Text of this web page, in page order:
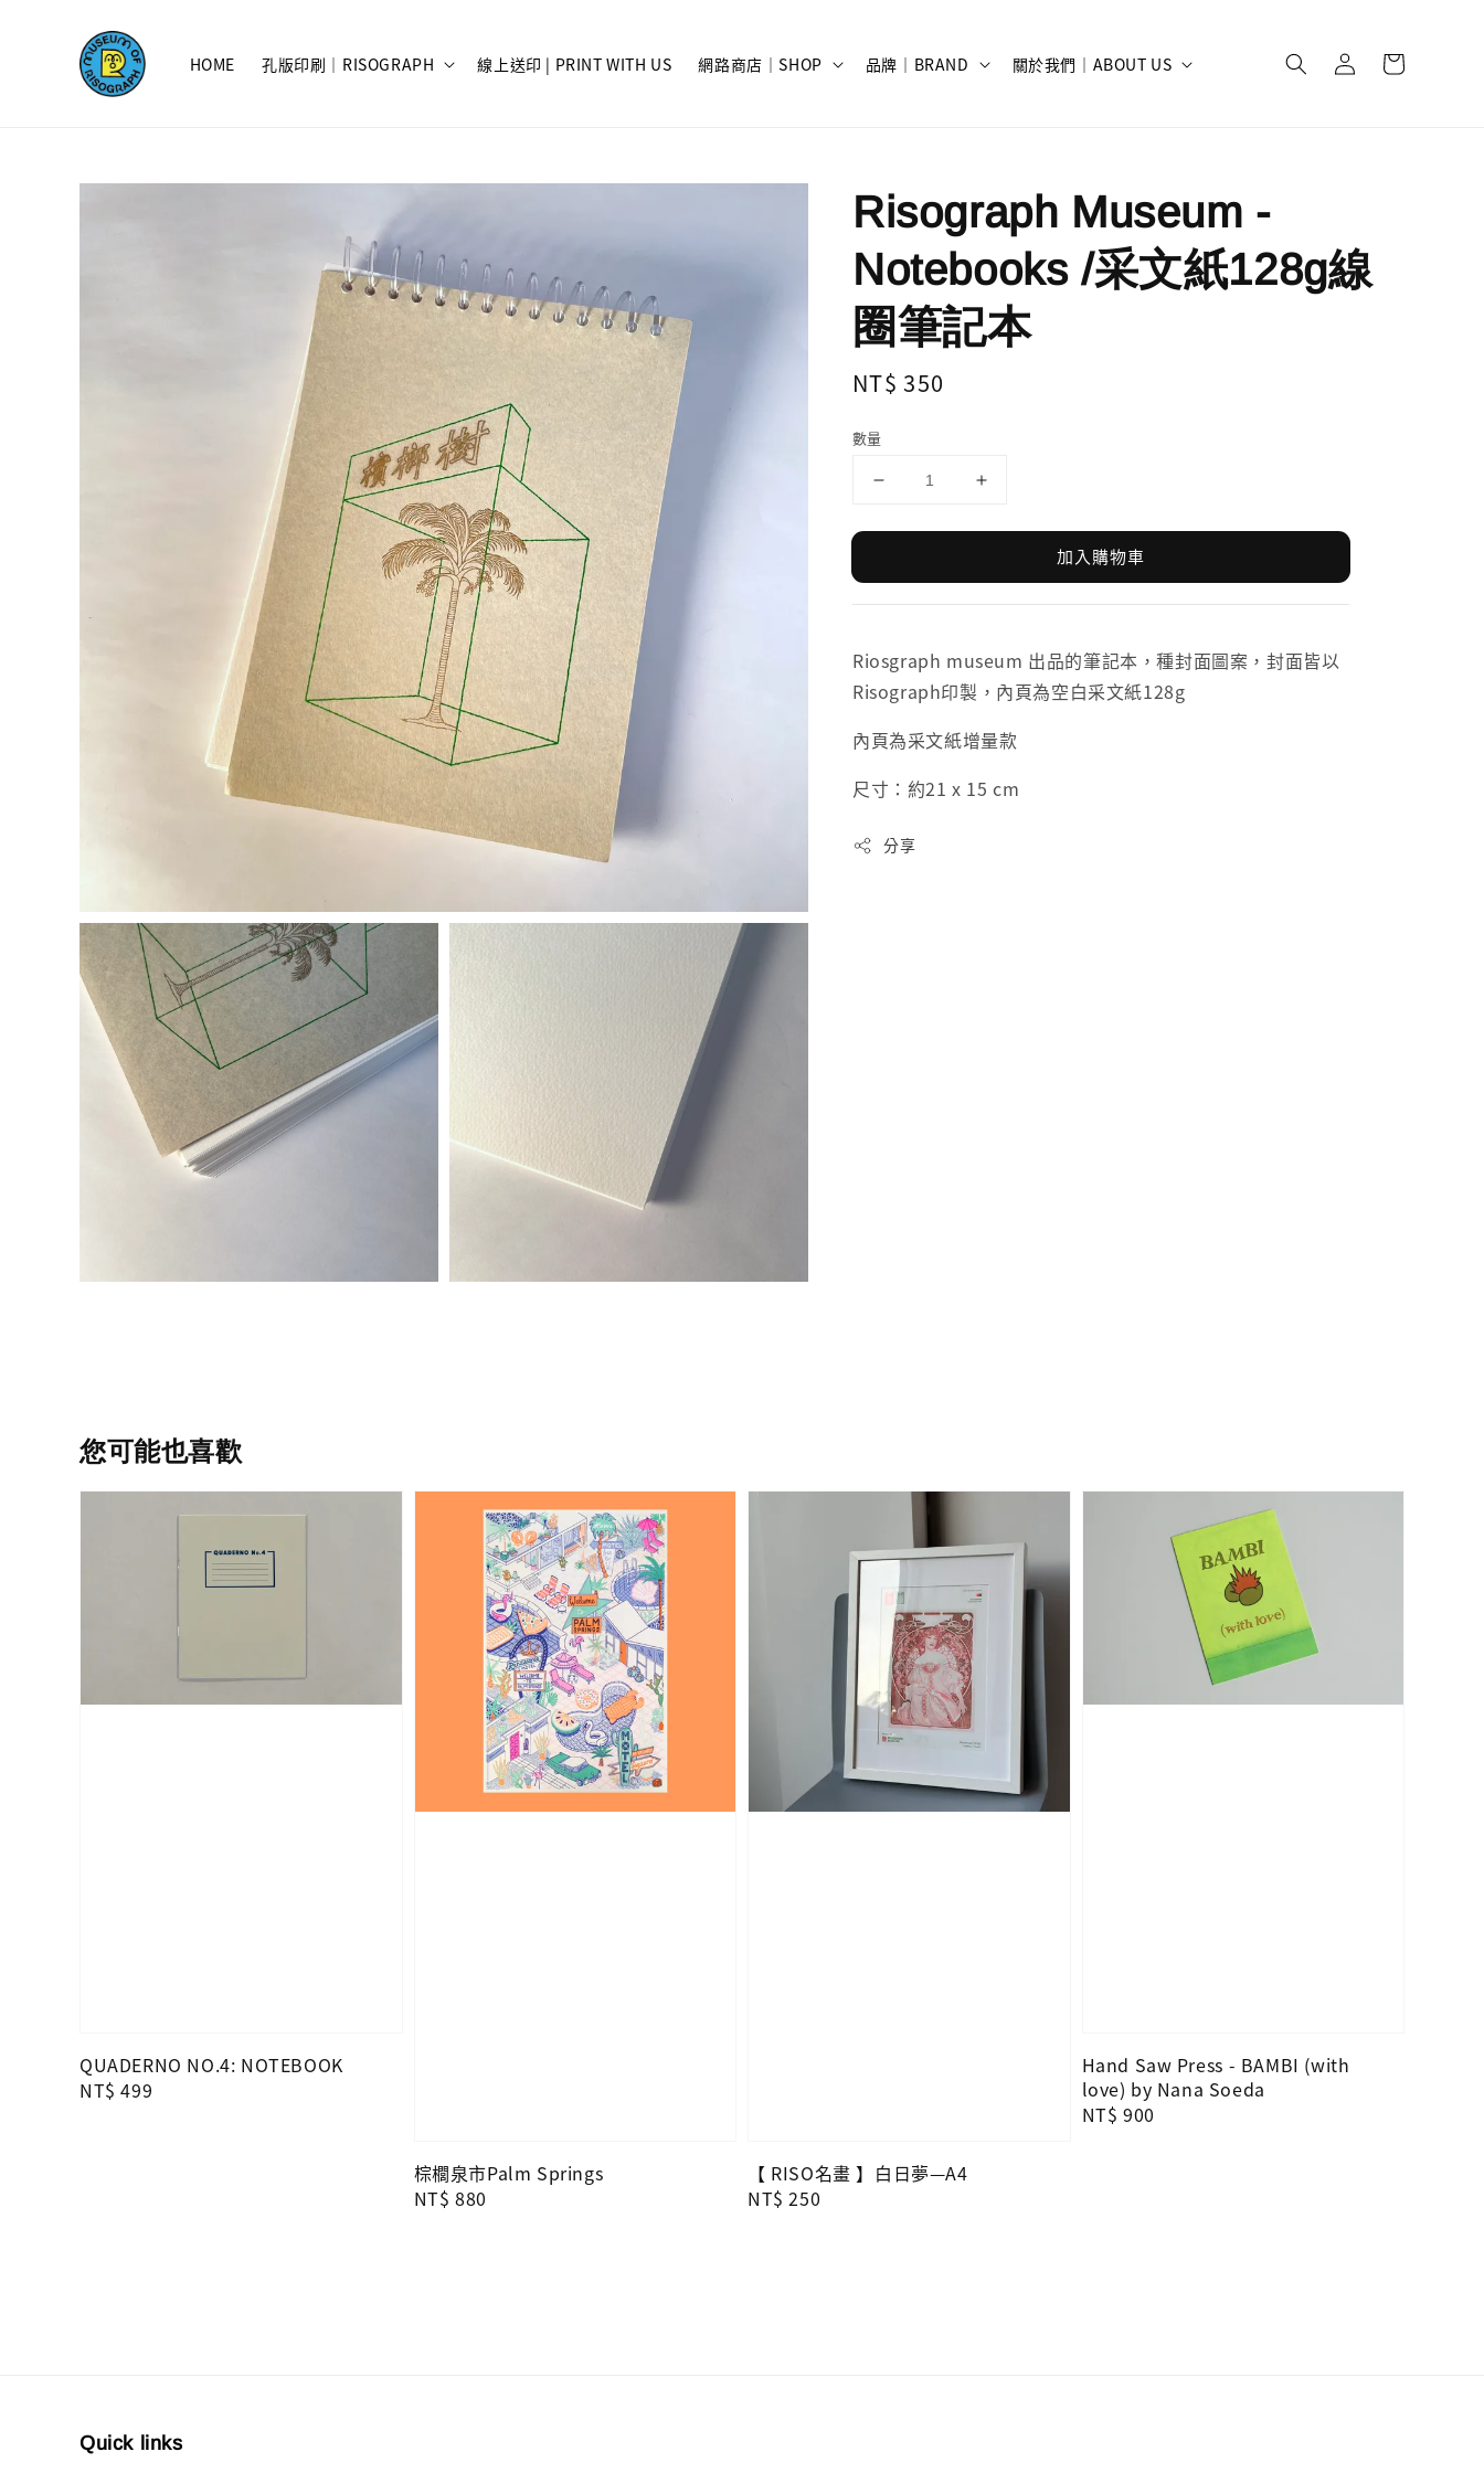
HOME 孔版印刷｜RISOGRAPH 線上送印 | PRINT WITH US 網路商店｜SHOP 品牌｜BRAND 關於我們｜ABOUT US
Risograph Museum -
Notebooks /采文紙128g線
圈筆記本
Regular
NT$ 350
數量
加入購物車
Riosgraph museum 出品的筆記本，種封面圖案，封面皆以
Risograph印製，內頁為空白采文紙128g
內頁為采文紙增量款
尺寸：約21 x 15 cm
分享
您可能也喜歡
QUADERNO NO.4: NOTEBOOK
Regular
NT$ 499
棕櫚泉市Palm Springs
Regular
NT$ 880
【 RISO名畫 】白日夢—A4
Regular
NT$ 250
Hand Saw Press - BAMBI (with
love) by Nana Soeda
Regular
NT$ 900
Quick links